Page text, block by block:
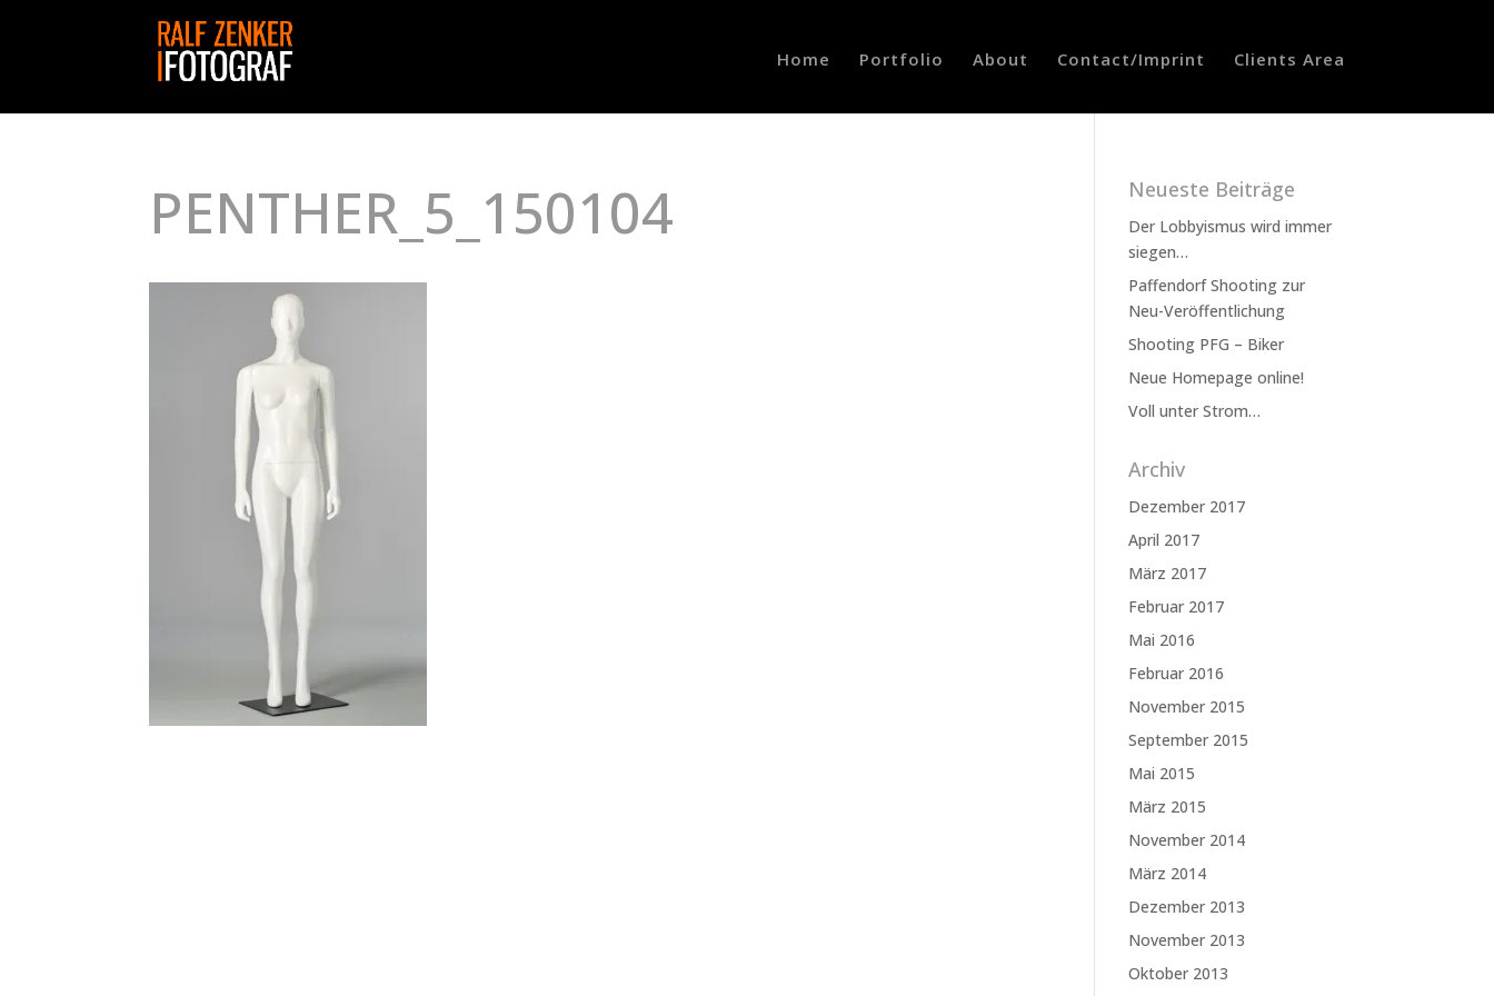
Home Portfolio About Contact/Imprint Clients Area
PENTHER_5_150104 Neueste Beiträge
Der Lobbyismus wird immer
siegen…
Paffendorf Shooting zur
Neu-Veröffentlichung
Shooting PFG – Biker
Neue Homepage online!
Voll unter Strom…
Archiv
Dezember 2017
April 2017
März 2017
Februar 2017
Mai 2016
Februar 2016
November 2015
September 2015
Mai 2015
März 2015
November 2014
März 2014
Dezember 2013
November 2013
Oktober 2013